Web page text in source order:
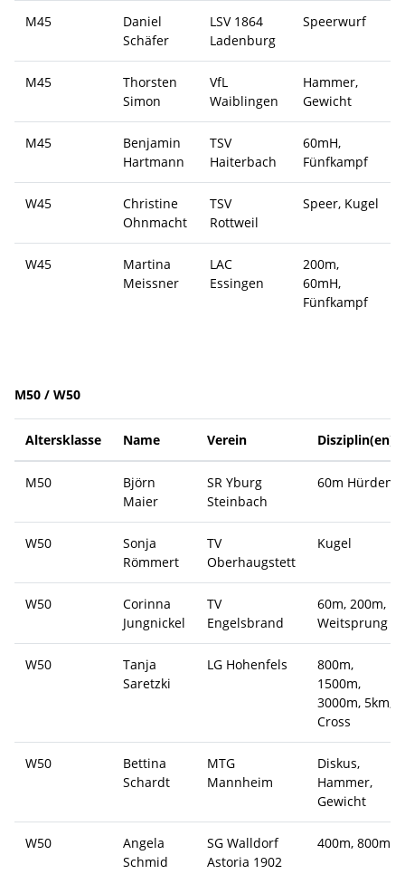
M45
Daniel
Schäfer
LSV 1864
Ladenburg
Speerwurf
M45
Thorsten
Simon
VfL
Waiblingen
Hammer,
Gewicht
M45
Benjamin
Hartmann
TSV
Haiterbach
60mH,
Fünfkampf
W45
Christine
Ohnmacht
TSV
Rottweil
Speer, Kugel
W45
Martina
Meissner
LAC
Essingen
200m,
60mH,
Fünfkampf
M50 / W50
Altersklasse Name Verein Disziplin(en)
M50
Björn
Maier
SR Yburg
Steinbach
60m Hürden
W50
Sonja
Römmert
TV
Oberhaugstett
Kugel
W50
Corinna
Jungnickel
TV
Engelsbrand
60m, 200m,
Weitsprung
W50
Tanja
Saretzki
LG Hohenfels
800m,
1500m,
3000m, 5km,
Cross
W50
Bettina
Schardt
MTG
Mannheim
Diskus,
Hammer,
Gewicht
W50
Angela
Schmid
SG Walldorf
Astoria 1902
400m, 800m